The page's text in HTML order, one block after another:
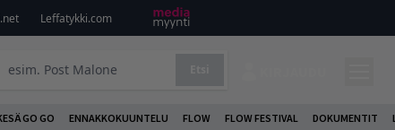
Leffatykki.com
GO GO ENNAKKOKUUNTELU FLOW FLOW FESTIVAL DOKUMENTIT